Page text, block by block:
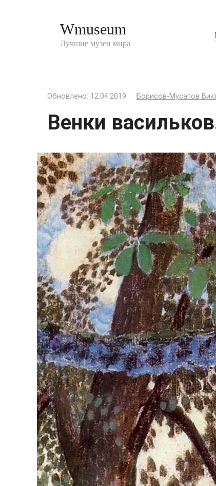
Wmuseum
Лучшие музеи мира
Обновлено: 12.04.2019 Борисов-Мусатов
Венки